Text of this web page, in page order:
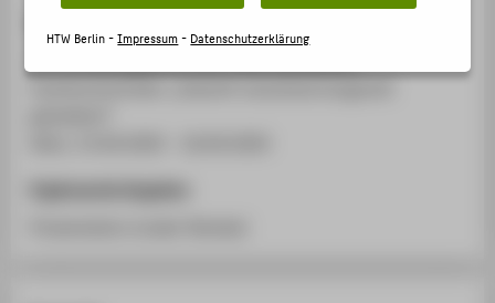
Fachhochschulen „Zukunft verantwortungsvoll
INFORMATIONEN FÜR
STUDIENINTERESSIERTE
ALUMNI
HTW Berlin -Impressum- Datenschutzerklärung